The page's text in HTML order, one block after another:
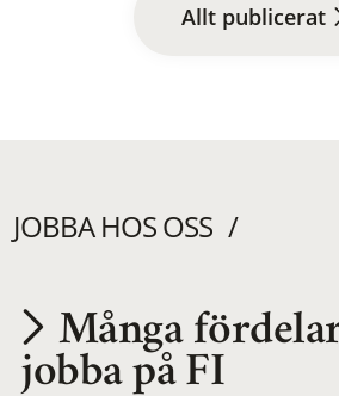
Allt publicerat
JOBBA HOS OSS
Utvecklas på en
Många
jobba på FI